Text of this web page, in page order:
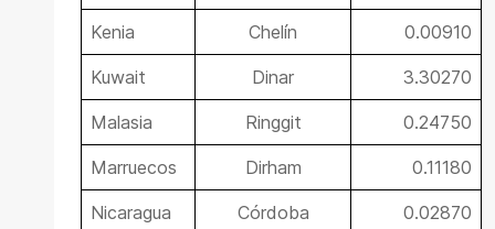
Kenia Chelín 0.00910
Kuwait Dinar 3.30270
Malasia Ringgit 0.24750
Marruecos Dirham 0.11180
Nicaragua Córdoba 0.02870